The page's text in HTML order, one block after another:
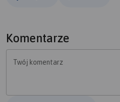
Komentarze
Twój komentarz